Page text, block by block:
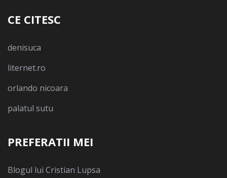
CE CITESC
denisuca
liternet.ro
orlando nicoara
palatul sutu
PREFERATII MEI
Blogul lui Cristian Lupsa